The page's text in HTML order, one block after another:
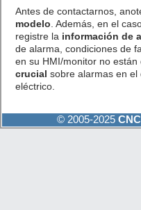
Antes de contactarnos,
modelo . Además, en el
registre la información de
de alarma, condiciones de
en su HMI/monitor no
crucial sobre alarmas en
eléctrico.
© 2005-2025